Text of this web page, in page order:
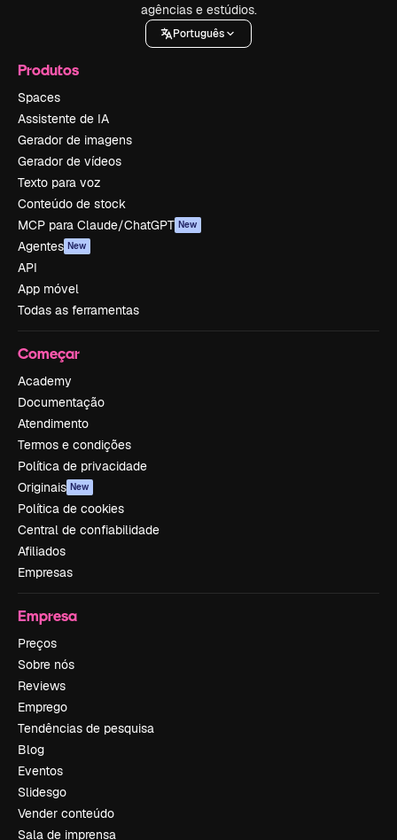
agências e estúdios.
Português
Produtos
Spaces
Assistente de IA
Gerador de imagens
Gerador de vídeos
Texto para voz
Conteúdo de stock
MCP para Claude/ChatGPT New
Agentes New
API
App móvel
Todas as ferramentas
Começar
Academy
Documentação
Atendimento
Termos e condições
Política de privacidade
Originais New
Política de cookies
Central de confiabilidade
Afiliados
Empresas
Empresa
Preços
Sobre nós
Reviews
Emprego
Tendências de pesquisa
Blog
Eventos
Slidesgo
Vender conteúdo
Sala de imprensa